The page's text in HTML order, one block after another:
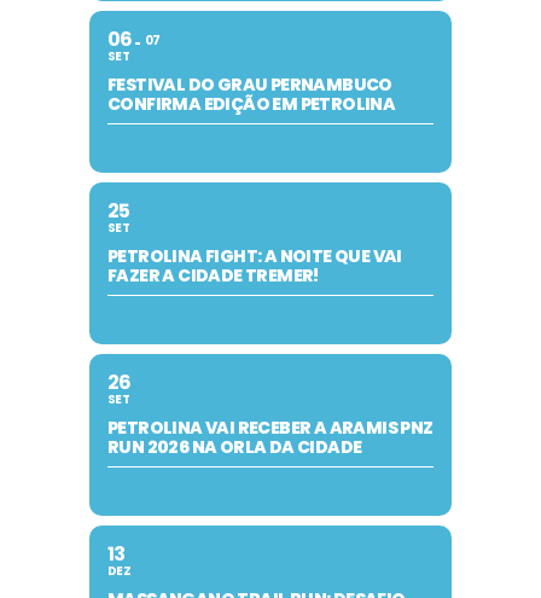
06
SET
07
FESTIVAL DO GRAU PERNAMBUCO
CONFIRMA EDIÇÃO EM PETROLINA
25
SET
PETROLINA FIGHT: A NOITE QUE VAI
FAZER A CIDADE TREMER!
26
SET
PETROLINA VAI RECEBER A ARAMIS PNZ
RUN 2026 NA ORLA DA CIDADE
13
DEZ